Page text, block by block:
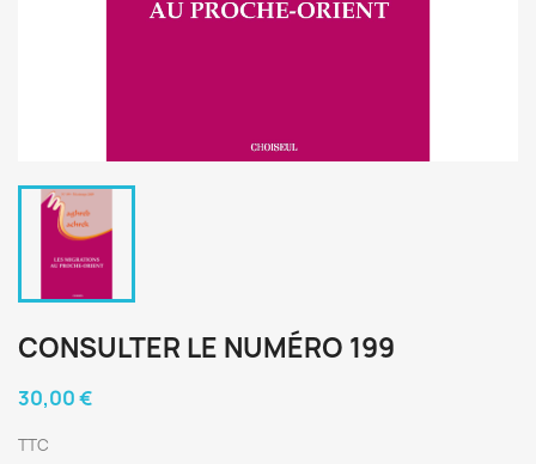
CONSULTER LE NUMÉRO 199
30,00 €
TTC